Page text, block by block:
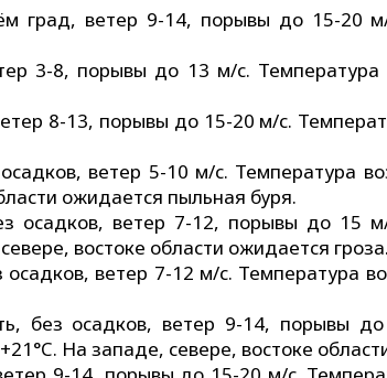
град, ветер 9-14, порывы до 15-20
3-8, порывы до 13 м/с.
8-13, порывы до 15-20 м/с.
ветер 5-10 м/с. Температура
ожидается пыльная буря.
осадков, ветер 7-12, порывы до 15
востоке области ожидается гроза.
ветер 7-12 м/с. Температура
без осадков, ветер 9-14, порывы
На западе, севере, востоке